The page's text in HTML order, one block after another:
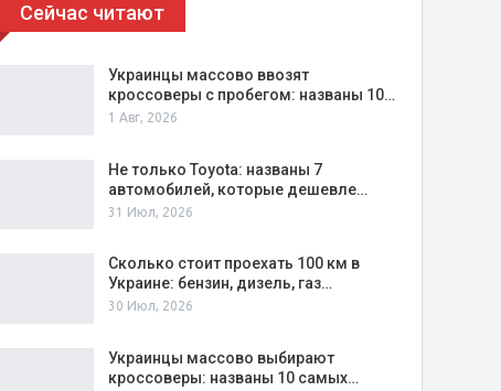
Сейчас читают
Украинцы массово ввозят
кроссоверы с пробегом: названы 10…
1 Авг, 2026
Не только Toyota: названы 7
автомобилей, которые дешевле…
31 Июл, 2026
Сколько стоит проехать 100 км в
Украине: бензин, дизель, газ…
30 Июл, 2026
Украинцы массово выбирают
кроссоверы: названы 10 самых…